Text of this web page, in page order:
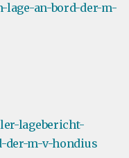
an-bord-der-m-
lagebericht-
der-m-v-hondius